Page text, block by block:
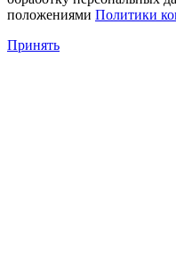
положениями Политики
Принять